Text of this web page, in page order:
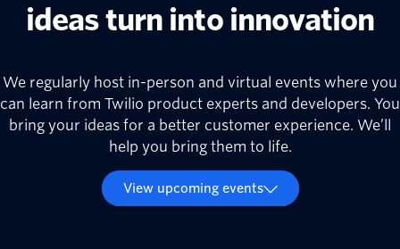
ideas turn into innovation
We regularly host in-person and virtual events where you
can learn from Twilio product experts and developers. You
bring your ideas for a better customer experience. We’ll
help you bring them to life.
View upcoming events